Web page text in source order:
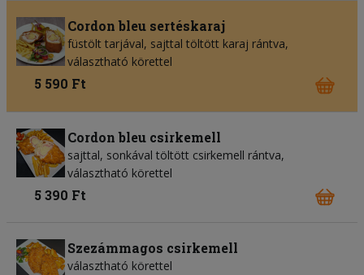
Cordon bleu sertéskaraj
füstölt tarjával, sajttal töltött karaj rántva,
választható körettel
5 590 Ft
Cordon bleu csirkemell
sajttal, sonkával töltött csirkemell rántva,
választható körettel
5 390 Ft
Szezámmagos csirkemell
választható körettel